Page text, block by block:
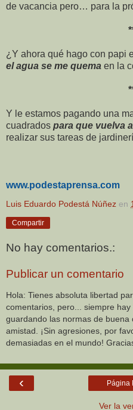
de vacancia pero… para la
¿Y ahora qué hago con papi
el agua se me quema en la
Y le estamos pagando una
cuadrados para que vuelva
realizar sus tareas de
www.podestaprensa.com
Luis Eduardo Podestá Núñez en
Compartir
No hay comentarios.:
Publicar un comentario
Hola: Tienes absoluta libertad
comentarios, pero... siempre
guardando las normas de buena
amistad. ¡Sin agresiones, por
demasiadas en el mundo!
‹ Página
Ver la